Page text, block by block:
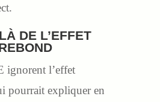
DE L’EFFET
ignorent l’effet
pourrait expliquer en